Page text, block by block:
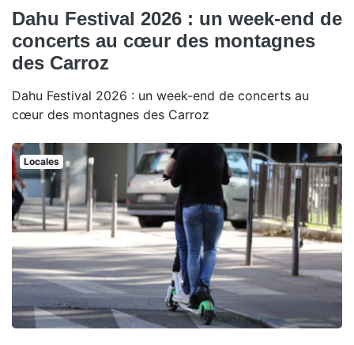
Dahu Festival 2026 : un week-end de
concerts au cœur des montagnes
des Carroz
Dahu Festival 2026 : un week-end de concerts au
cœur des montagnes des Carroz
Locales